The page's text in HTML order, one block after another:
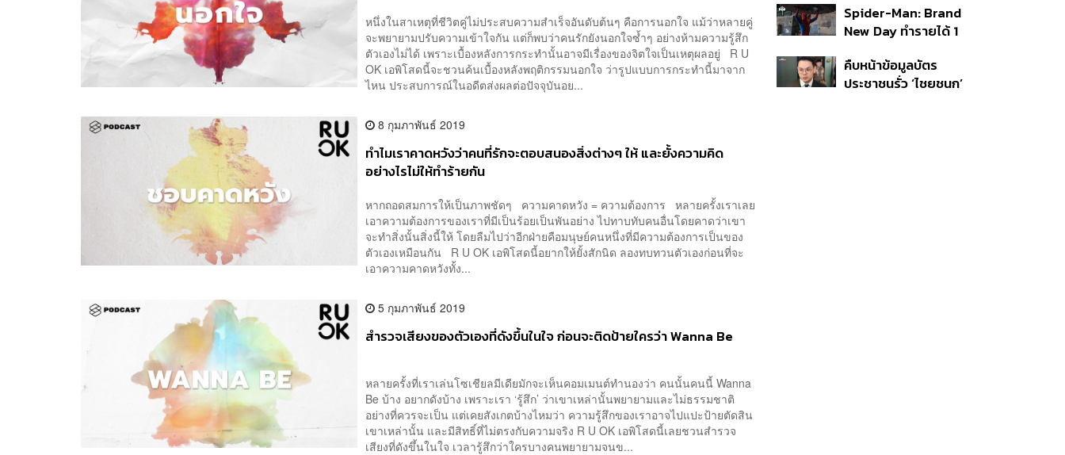
หนึ่งในสาเหตุที่ชีวิตคู่ไม่ประสบความสำเร็จอันดับต้นๆ คือการนอกใจ แม้ว่าหลายคู่
จะพยายามปรับความเข้าใจกัน แต่ก็พบว่าคนรักยังนอกใจซ้ำๆ อย่างห้ามความรู้สึก
ตัวเองไม่ได้ เพราะเบื้องหลังการกระทำนั้นอาจมีเรื่องของจิตใจเป็นเหตุผลอยู่ R U
OK เอพิโสดนี้จะชวนค้นเบื้องหลังพฤติกรรมนอกใจ ว่ารูปแบบการกระทำนี้มาจาก
ไหน ประสบการณ์ในอดีตส่งผลต่อปัจจุบันอย...
8 กุมภาพันธ์ 2019
ทำไมเราคาดหวังว่าคนที่รักจะตอบสนองสิ่งต่างๆ ให้ และยั้งความคิด
อย่างไรไม่ให้ทำร้ายกัน
หากถอดสมการให้เป็นภาพชัดๆ ความคาดหวัง = ความต้องการ หลายครั้งเราเลย
เอาความต้องการของเราที่มีเป็นร้อยเป็นพันอย่าง ไปทาบทับคนอื่นโดยคาดว่าเขา
จะทำสิ่งนั้นสิ่งนี้ให้ โดยลืมไปว่าอีกฝ่ายคือมนุษย์คนหนึ่งที่มีความต้องการเป็นของ
ตัวเองเหมือนกัน R U OK เอพิโสดนี้อยากให้ยั้งสักนิด ลองทบทวนตัวเองก่อนที่จะ
เอาความคาดหวังทั้ง...
5 กุมภาพันธ์ 2019
สำรวจเสียงของตัวเองที่ดังขึ้นในใจ ก่อนจะติดป้ายใครว่า Wanna Be
หลายครั้งที่เราเล่นโซเชียลมีเดียมักจะเห็นคอมเมนต์ทำนองว่า คนนั้นคนนี้ Wanna
Be บ้าง อยากดังบ้าง เพราะเรา ‘รู้สึก’ ว่าเขาเหล่านั้นพยายามและไม่ธรรมชาติ
อย่างที่ควรจะเป็น แต่เคยสังเกตบ้างไหมว่า ความรู้สึกของเราอาจไปแปะป้ายตัดสิน
เขาเหล่านั้น และมีสิทธิ์ที่ไม่ตรงกับความจริง R U OK เอพิโสดนี้เลยชวนสำรวจ
เสียงที่ดังขึ้นในใจ เวลารู้สึกว่าใครบางคนพยายามจนข...
คดีเด็ดขาด
ถึงแก่อนิจกรรม
Spider-Man: Brand
New Day ทำรายได้ 1
โลกภายใน 6 วัน
คืบหน้าข้อมูลบัตร
ประชาชนรั่ว ‘ไชยชนก’